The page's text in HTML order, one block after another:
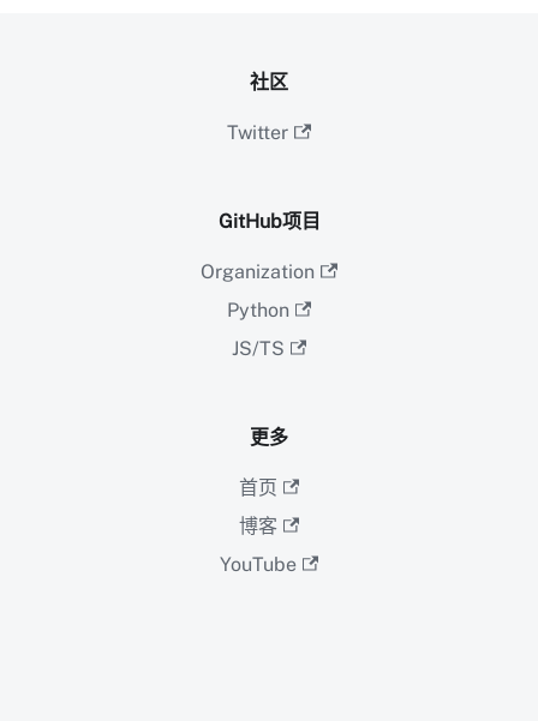
社区
Twitter
GitHub项目
Organization
Python
JS/TS
更多
首页
博客
YouTube